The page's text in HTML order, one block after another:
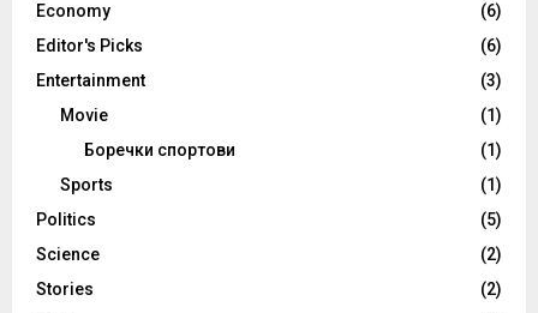
Economy
(6)
Editor's Picks
(6)
Entertainment
(3)
Movie
(1)
Боречки спортови
(1)
Sports
(1)
Politics
(5)
Science
(2)
Stories
(2)